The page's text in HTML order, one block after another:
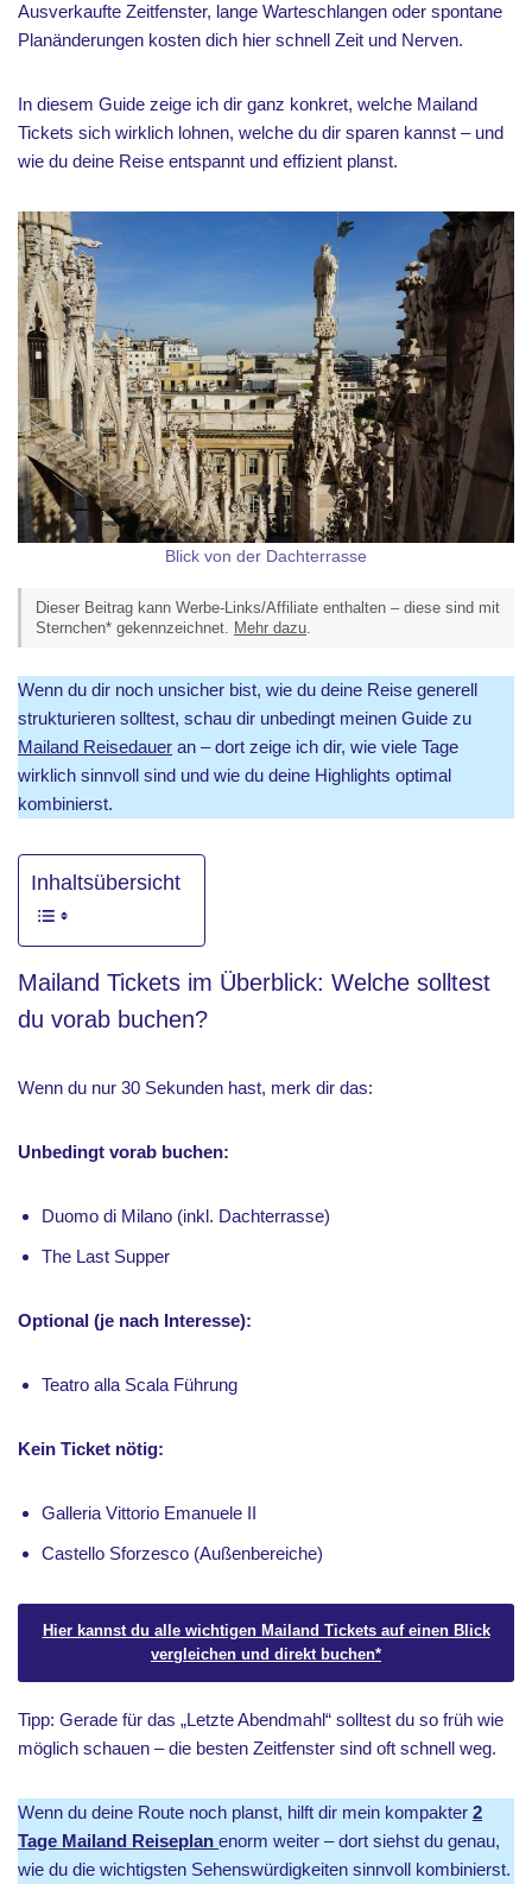
Ausverkaufte Zeitfenster, lange Warteschlangen oder spontane
Planänderungen kosten dich hier schnell Zeit und Nerven.
In diesem Guide zeige ich dir ganz konkret, welche Mailand
Tickets sich wirklich lohnen, welche du dir sparen kannst – und
wie du deine Reise entspannt und effizient planst.
Blick von der Dachterrasse
Dieser Beitrag kann Werbe-Links/Affiliate enthalten – diese sind mit
Sternchen* gekennzeichnet. Mehr dazu.
Wenn du dir noch unsicher bist, wie du deine Reise generell
strukturieren solltest, schau dir unbedingt meinen Guide zu
Mailand Reisedauer an – dort zeige ich dir, wie viele Tage
wirklich sinnvoll sind und wie du deine Highlights optimal
kombinierst.
Inhaltsübersicht
Mailand Tickets im Überblick: Welche solltest
du vorab buchen?
Wenn du nur 30 Sekunden hast, merk dir das:
Unbedingt vorab buchen:
Duomo di Milano (inkl. Dachterrasse)
The Last Supper
Optional (je nach Interesse):
Teatro alla Scala Führung
Kein Ticket nötig:
Galleria Vittorio Emanuele II
Castello Sforzesco (Außenbereiche)
Hier kannst du alle wichtigen Mailand Tickets auf einen Blick
vergleichen und direkt buchen*
Tipp: Gerade für das „Letzte Abendmahl“ solltest du so früh wie
möglich schauen – die besten Zeitfenster sind oft schnell weg.
Wenn du deine Route noch planst, hilft dir mein kompakter 2
Tage Mailand Reiseplan enorm weiter – dort siehst du genau,
wie du die wichtigsten Sehenswürdigkeiten sinnvoll kombinierst.